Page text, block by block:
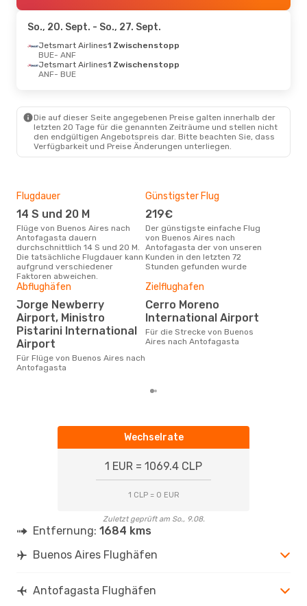
So., 20. Sept. - So., 27. Sept.
Jetsmart Airlines1 Zwischenstopp
BUE- ANF
Jetsmart Airlines1 Zwischenstopp
ANF- BUE
Die auf dieser Seite angegebenen Preise galten innerhalb der
letzten 20 Tage für die genannten Zeiträume und stellen nicht
den endgültigen Angebotspreis dar. Bitte beachten Sie, dass
Verfügbarkeit und Preise Änderungen unterliegen.
Flugdauer
14 S und 20 M
Flüge von Buenos Aires nach
Antofagasta dauern
durchschnittlich 14 S und 20 M.
Die tatsächliche Flugdauer kann
aufgrund verschiedener
Faktoren abweichen.
Günstigster Flug
219€
Der günstigste einfache Flug
von Buenos Aires nach
Antofagasta der von unseren
Kunden in den letzten 72
Stunden gefunden wurde
Abflughäfen
Jorge Newberry
Airport, Ministro
Pistarini International
Airport
Für Flüge von Buenos Aires nach
Antofagasta
Zielflughafen
Cerro Moreno
International Airport
Für die Strecke von Buenos
Aires nach Antofagasta
Wechselrate
1 EUR = 1069.4 CLP
1 CLP = 0 EUR
Zuletzt geprüft am So., 9.08.
Entfernung: 1684 kms
Buenos Aires Flughäfen
Antofagasta Flughäfen